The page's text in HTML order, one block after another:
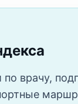
врачу,